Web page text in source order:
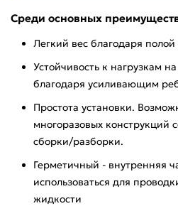
Среди основных преимуществ
Легкий вес благодаря
Устойчивость к нагрузкам
благодаря усиливающим
Простота установки.
многоразовых конструкций
сборки/разборки.
Герметичный - внутренняя
использоваться для
жидкости